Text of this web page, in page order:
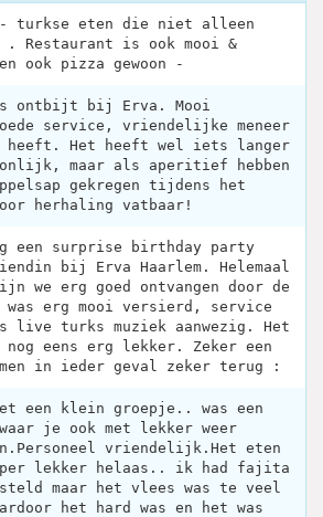
- turkse eten die niet alleen
. Restaurant is ook mooi &
ook pizza gewoon -
ontbijt bij Erva. Mooi
service, vriendelijke meneer
heeft. Het heeft wel iets langer
maar als aperitief hebben
gekregen tijdens het
herhaling vatbaar!
een surprise birthday party
bij Erva Haarlem. Helemaal
we erg goed ontvangen door de
erg mooi versierd, service
live turks muziek aanwezig. Het
nog eens erg lekker. Zeker een
in ieder geval zeker terug :
een klein groepje.. was een
je ook met lekker weer
vriendelijk.Het eten
lekker helaas.. ik had fajita
maar het vlees was te veel
het hard was en het was